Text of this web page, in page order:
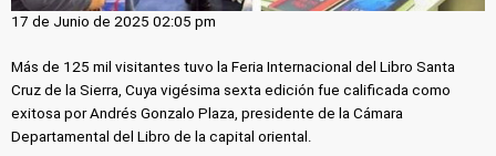
17 de Junio de 2025 02:05 pm
Más de 125 mil visitantes tuvo la Feria Internacional del Libro Santa
Cruz de la Sierra, Cuya vigésima sexta edición fue calificada como
exitosa por Andrés Gonzalo Plaza, presidente de la Cámara
Departamental del Libro de la capital oriental.